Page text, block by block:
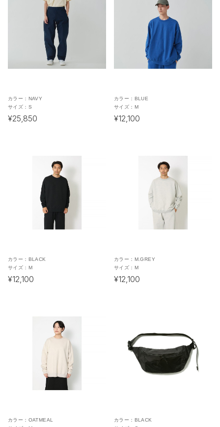
カラー： NAVY
サイズ： S
¥25,850
カラー： BLUE
サイズ： M
¥12,100
カラー： BLACK
サイズ： M
¥12,100
カラー： M.GREY
サイズ： M
¥12,100
カラー： OATMEAL
カラー： BLACK